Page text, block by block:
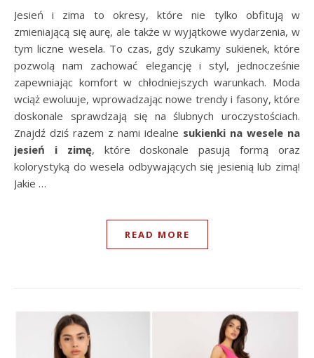
Jesień i zima to okresy, które nie tylko obfitują w
zmieniającą się aurę, ale także w wyjątkowe wydarzenia, w
tym liczne wesela. To czas, gdy szukamy sukienek, które
pozwolą nam zachować elegancję i styl, jednocześnie
zapewniając komfort w chłodniejszych warunkach. Moda
wciąż ewoluuje, wprowadzając nowe trendy i fasony, które
doskonale sprawdzają się na ślubnych uroczystościach.
Znajdź dziś razem z nami idealne sukienki na wesele na
jesień i zimę, które doskonale pasują formą oraz
kolorystyką do wesela odbywających się jesienią lub zimą!
Jakie …
READ MORE